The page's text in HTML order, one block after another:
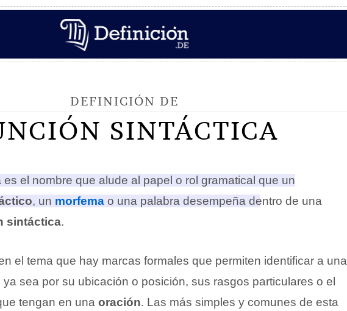
DEFINICIÓN DE
SINTÁCTICA
es el nombre que alude al papel o rol gramatical que un
, un morfema o una palabra desempeña dentro de una
sintáctica.
el tema que hay marcas formales que permiten identificar a una
ya sea por su ubicación o posición, sus rasgos particulares o el
tengan en una oración. Las más simples y comunes de esta